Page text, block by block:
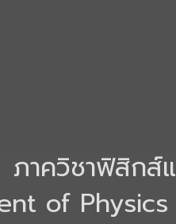
ภาควิชาฟิสิกส์
of